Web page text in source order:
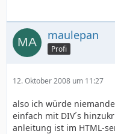
maulepan
Profi
12. Oktober 2008 um 11:27
also ich würde
einfach mit DIV´s
anleitung ist im HTML-